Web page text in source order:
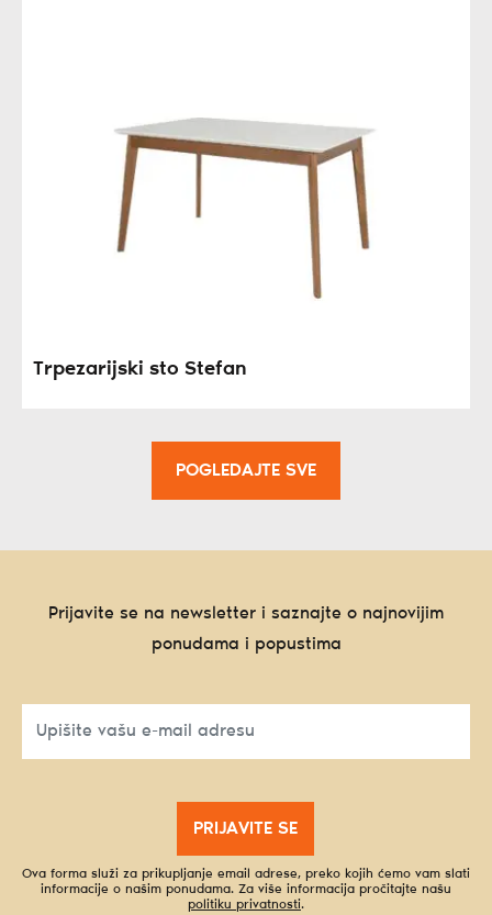
Trpezarijski sto Stefan
POGLEDAJTE SVE
Prijavite se na newsletter i saznajte o najnovijim
ponudama i popustima
PRIJAVITE SE
Ova forma služi za prikupljanje email adrese, preko kojih ćemo vam slati
informacije o našim ponudama. Za više informacija pročitajte našu
politiku privatnosti.